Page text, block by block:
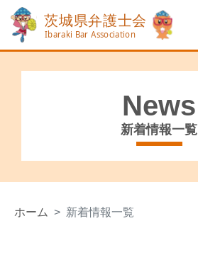
News
新着情報一覧
ホーム 新着情報一覧